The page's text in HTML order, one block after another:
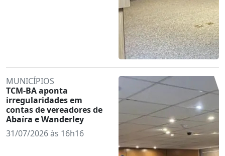
MUNICÍPIOS
TCM-BA aponta
irregularidades em
contas de vereadores de
Abaíra e Wanderley
31/07/2026 às 16h16